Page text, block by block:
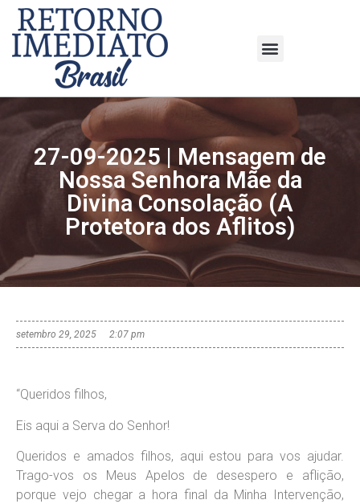
27-09-2025 | Mensagem de
Nossa Senhora Mãe da
Divina Consolação (A
Protetora dos Aflitos)
setembro 29, 2025 2:07 pm
“Queridos filhos,
Eis aqui a Serva do Senhor!
Queridos e amados filhos, aqui estou para vos ajudar.
Trago-vos os Meus Apelos de desespero e aflição,
porque vejo chegar a hora final da Minha Intervenção,